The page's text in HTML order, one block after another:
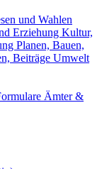
und Wahlen
Erziehung Kultur,
Planen, Bauen,
Beiträge Umwelt
Ämter &